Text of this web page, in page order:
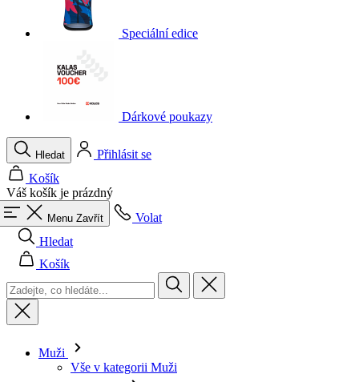
Speciální edice
Dárkové poukazy
Hledat
Přihlásit se
Košík
Váš košík je prázdný
Menu Zavřít
Volat
Hledat
Košík
Muži
Vše v kategorii Muži